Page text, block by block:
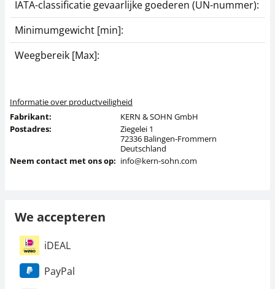
IATA-classificatie gevaarlijke goederen (UN-nummer):
Minimumgewicht [min]:
Weegbereik [Max]:
Informatie over productveiligheid
Fabrikant:
KERN & SOHN GmbH
Postadres:
Ziegelei 1
72336 Balingen-Frommern
Deutschland
Neem contact met ons op: info@kern-sohn.com
We accepteren
iDEAL
PayPal